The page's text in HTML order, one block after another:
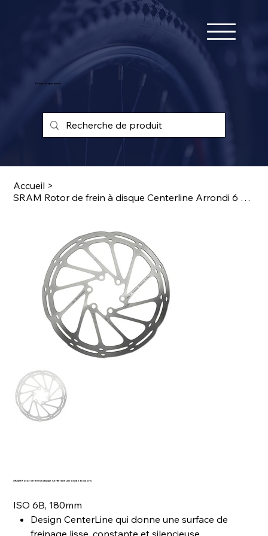
25 ans d'expérience !
Accueil >
SRAM Rotor de frein à disque Centerline Arrondi 6 Boulons
SRAM Rotor de frein à disque Centerline Arrondi 6 Boulons
ISO 6B, 180mm
Design CenterLine qui donne une surface de